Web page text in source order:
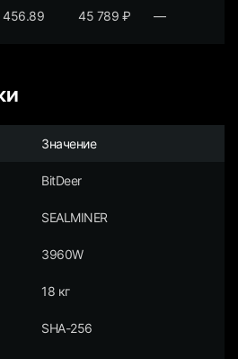
456.89 45 789 ₽ —
Значение
BitDeer
SEALMINER
3960W
18 кг
SHA-256